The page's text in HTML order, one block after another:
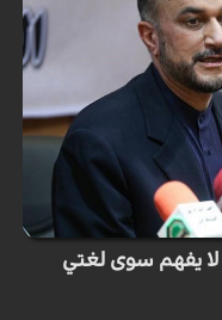
لا يفهم سوى لغتي